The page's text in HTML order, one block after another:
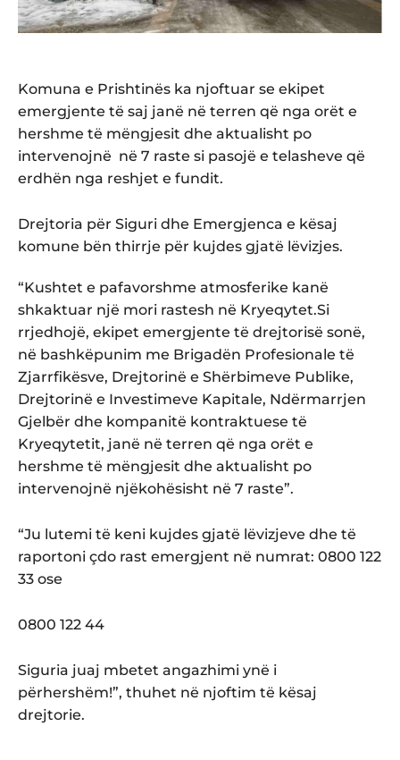
Komuna e Prishtinës ka njoftuar se ekipet
emergjente të saj janë në terren që nga orët e
hershme të mëngjesit dhe aktualisht po
intervenojnë në 7 raste si pasojë e telasheve që
erdhën nga reshjet e fundit.
Drejtoria për Siguri dhe Emergjenca e kësaj
komune bën thirrje për kujdes gjatë lëvizjes.
“Kushtet e pafavorshme atmosferike kanë
shkaktuar një mori rastesh në Kryeqytet.Si
rrjedhojë, ekipet emergjente të drejtorisë sonë,
në bashkëpunim me Brigadën Profesionale të
Zjarrfikësve, Drejtorinë e Shërbimeve Publike,
Drejtorinë e Investimeve Kapitale, Ndërmarrjen
Gjelbër dhe kompanitë kontraktuese të
Kryeqytetit, janë në terren që nga orët e
hershme të mëngjesit dhe aktualisht po
intervenojnë njëkohësisht në 7 raste”.
“Ju lutemi të keni kujdes gjatë lëvizjeve dhe të
raportoni çdo rast emergjent në numrat: 0800 122
33 ose
0800 122 44
Siguria juaj mbetet angazhimi ynë i
përhershëm!”, thuhet në njoftim të kësaj
drejtorie.